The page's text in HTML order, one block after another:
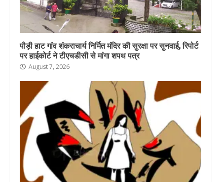
पौड़ी हाट गांव शंकराचार्य निर्मित मंदिर की सुरक्षा पर सुनवाई, रिपोर्ट
पर हाईकोर्ट ने टीएचडीसी से मांगा शपथ पत्र
August 7, 2026